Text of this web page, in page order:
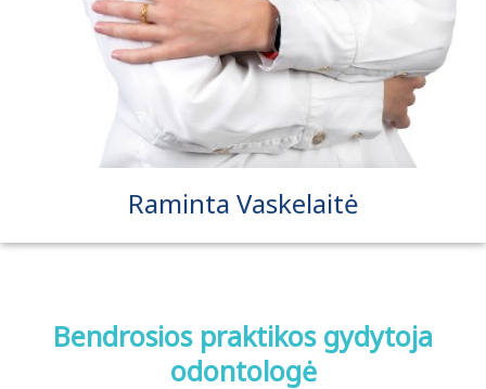
Raminta Vaskelaitė
Bendrosios praktikos gydytoja
odontologė